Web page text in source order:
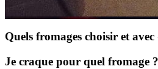
Quels fromages choisir et
Je craque pour quel fromage ?